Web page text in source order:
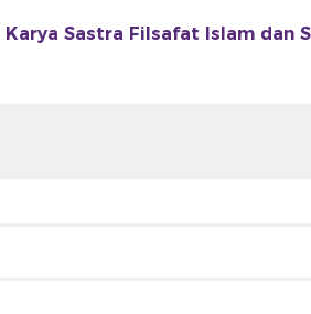
Sastra Filsafat Islam dan